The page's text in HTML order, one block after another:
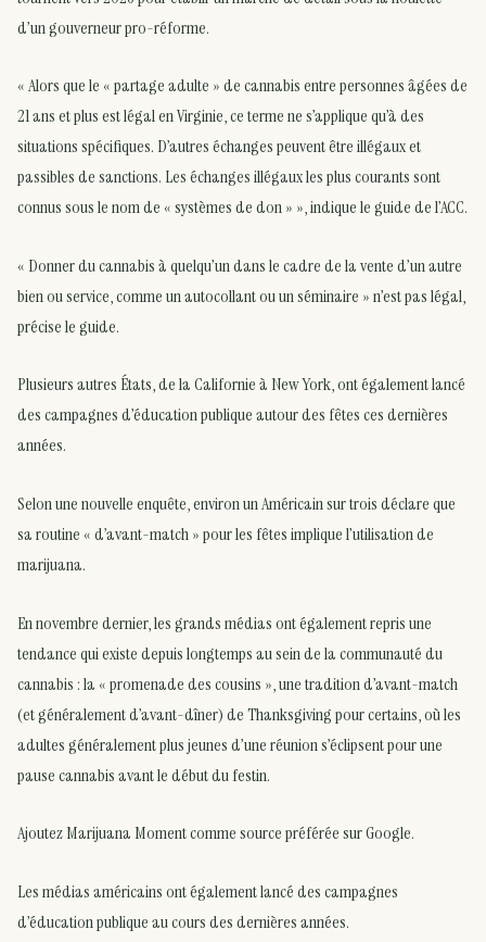
d’un gouverneur pro-réforme.
« Alors que le « partage adulte » de cannabis entre personnes âgées de
21 ans et plus est légal en Virginie, ce terme ne s’applique qu’à des
situations spécifiques. D’autres échanges peuvent être illégaux et
passibles de sanctions. Les échanges illégaux les plus courants sont
connus sous le nom de « systèmes de don » », indique le guide de l’ACC.
« Donner du cannabis à quelqu’un dans le cadre de la vente d’un autre
bien ou service, comme un autocollant ou un séminaire » n’est pas légal,
précise le guide.
Plusieurs autres États, de la Californie à New York, ont également lancé
des campagnes d’éducation publique autour des fêtes ces dernières
années.
Selon une nouvelle enquête, environ un Américain sur trois déclare que
sa routine « d’avant-match » pour les fêtes implique l’utilisation de
marijuana.
En novembre dernier, les grands médias ont également repris une
tendance qui existe depuis longtemps au sein de la communauté du
cannabis : la « promenade des cousins », une tradition d’avant-match
(et généralement d’avant-dîner) de Thanksgiving pour certains, où les
adultes généralement plus jeunes d’une réunion s’éclipsent pour une
pause cannabis avant le début du festin.
Ajoutez Marijuana Moment comme source préférée sur Google.
Les médias américains ont également lancé des campagnes
d’éducation publique au cours des dernières années.